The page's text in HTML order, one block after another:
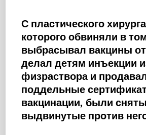
С пластического
которого обвиняли в
выбрасывал вакцины от
делал детям инъекции
физраствора и
поддельные
вакцинации, были
выдвинутые против